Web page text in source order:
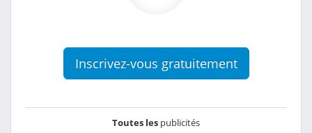
Inscrivez-vous gratuitement
Toutes les publicités